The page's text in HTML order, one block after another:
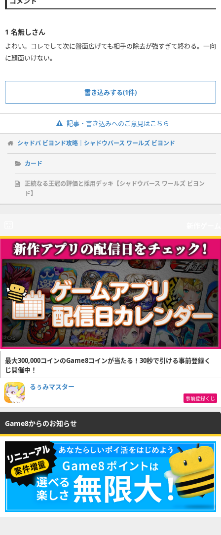
1 名無しさん
よわい。コレでして次に盤面広げても相手の除去が強すぎて終わる。一向
に顔面いけない。
書き込みする(1件)
記事・書き込みへのご意見はこちら
シャドバ ビヨンド攻略｜シャドウバース ワールズ ビヨンド
カード
正統なる王冠の評価と採用デッキ【シャドウバース ワールズ ビヨン
ド】
最大300,000コインのGame8コインが当たる！30秒で引ける事前登録く
じ開催中！
るぅみマスター
事前登録くじ
Game8からのお知らせ